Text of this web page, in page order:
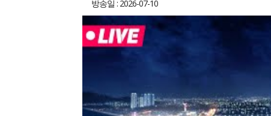
방송일 : 2026-07-10